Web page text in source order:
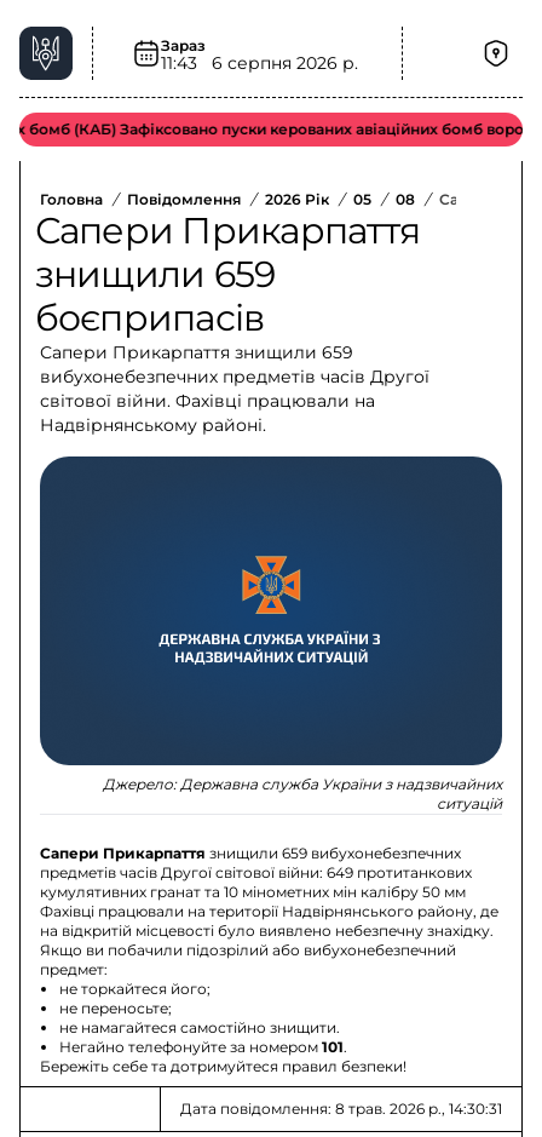
Зараз
11:43 6 серпня 2026 р.
(КАБ) Зафіксовано пуски керованих авіаційних бомб ворожою
Головна / Повідомлення / 2026 Рік / 05 / 08 / Сапери
Сапери Прикарпаття
знищили 659
боєприпасів
Сапери Прикарпаття знищили 659
вибухонебезпечних предметів часів Другої
світової війни. Фахівці працювали на
Надвірнянському районі.
Джерело: Державна служба України з надзвичайних
ситуацій
Сапери Прикарпаття знищили 659 вибухонебезпечних
предметів часів Другої світової війни: 649 протитанкових
кумулятивних гранат та 10 мінометних мін калібру 50 мм
Фахівці працювали на території Надвірнянського району, де
на відкритій місцевості було виявлено небезпечну знахідку.
Якщо ви побачили підозрілий або вибухонебезпечний
предмет:
не торкайтеся його;
не переносьте;
не намагайтеся самостійно знищити.
Негайно телефонуйте за номером101.
Бережіть себе та дотримуйтеся правил безпеки!
Дата повідомлення: 8 трав. 2026 р., 14:30:31